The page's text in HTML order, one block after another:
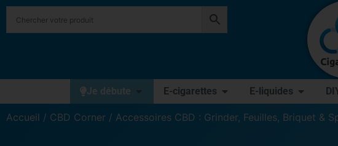
Je débute E-cigarettes E-liquides
Accueil / CBD Corner / Accessoires CBD : Grinder, Feuilles, Briquet &